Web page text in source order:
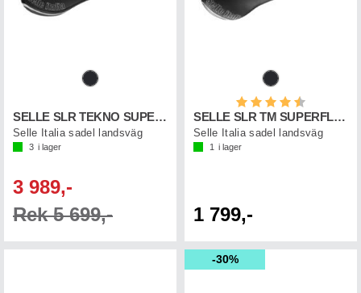
SELLE SLR TEKNO SUPERFLOW
Selle Italia sadel landsväg
3 i lager
3 989,-
Rek 5 699,-
Betyg:
SELLE SLR TM SUPERFLOW
Selle Italia sadel landsväg
1 i lager
1 799,-
30%